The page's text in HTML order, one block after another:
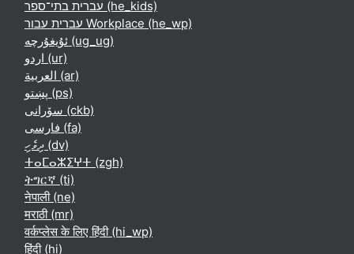
עברית בתי־ספר ‎(he_kids)‎
עברית עבור Workplace ‎(he_wp)‎
ئۇيغۇرچە ‎(ug_ug)‎
اردو ‎(ur)‎
العربية ‎(ar)‎
پښتو ‎(ps)‎
سۆرانی ‎(ckb)‎
فارسی ‎(fa)‎
ދިވެހި ‎(dv)‎
ⵜⴰⵎⴰⵣⵉⵖⵜ ‎(zgh)‎
ትግርኛ ‎(ti)‎
नेपाली ‎(ne)‎
मराठी ‎(mr)‎
वर्कप्लेस के लिए हिंदी ‎(hi_wp)‎
हिंदी ‎(hi)‎